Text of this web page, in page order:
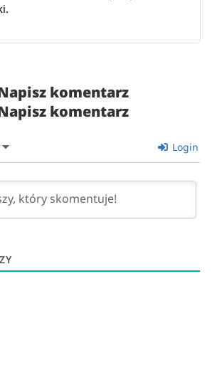
komentarz
komentarz
Login